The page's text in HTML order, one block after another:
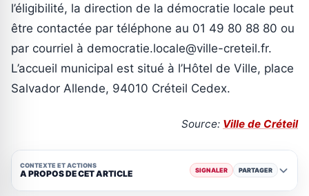
l’éligibilité, la direction de la démocratie locale peut
être contactée par téléphone au 01 49 80 88 80 ou
par courriel à democratie.locale@ville-creteil.fr.
L’accueil municipal est situé à l’Hôtel de Ville, place
Salvador Allende, 94010 Créteil Cedex.
Source: Ville de Créteil
CONTEXTE ET ACTIONS
A PROPOS DE CET ARTICLE SIGNALER PARTAGER